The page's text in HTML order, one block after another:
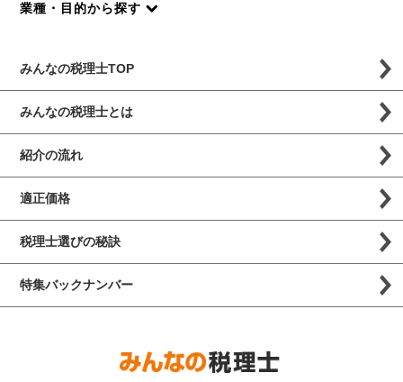
業種・目的から探す
みんなの税理士TOP
みんなの税理士とは
紹介の流れ
適正価格
税理士選びの秘訣
特集バックナンバー